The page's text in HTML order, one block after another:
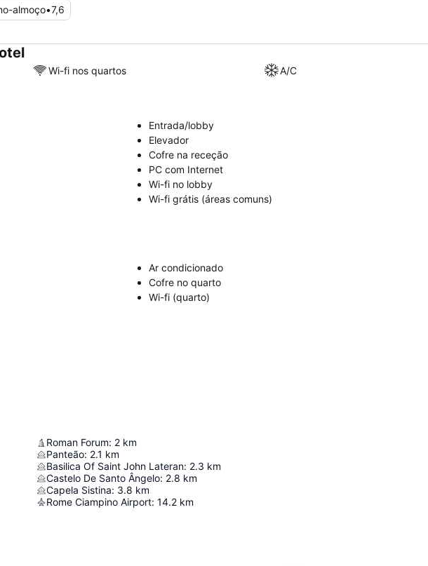
almoço•7,6
Wi-fi nos quartos
A/C
Entrada/lobby
Elevador
Cofre na receção
PC com Internet
Wi-fi no lobby
Wi-fi grátis (áreas comuns)
Ar condicionado
Cofre no quarto
Wi-fi (quarto)
Roman Forum: 2 km
Panteão: 2.1 km
Basilica Of Saint John Lateran: 2.3 km
Castelo De Santo Ângelo: 2.8 km
Capela Sistina: 3.8 km
Rome Ciampino Airport: 14.2 km